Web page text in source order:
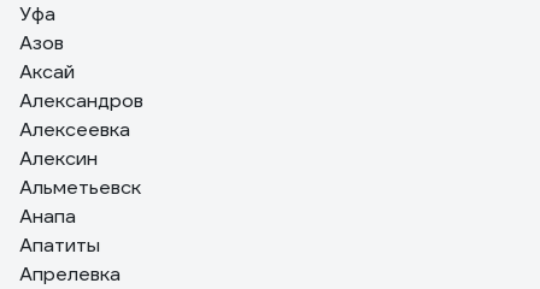
Уфа
Азов
Аксай
Александров
Алексеевка
Алексин
Альметьевск
Анапа
Апатиты
Апрелевка